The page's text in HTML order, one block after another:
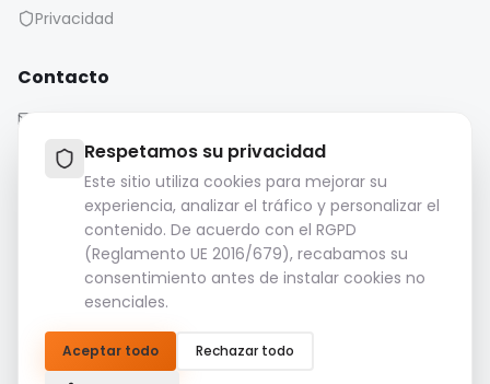
Respetamos su privacidad
Este sitio utiliza cookies para mejorar su
experiencia, analizar el tráfico y personalizar el
contenido. De acuerdo con el RGPD
(Reglamento UE 2016/679), recabamos su
consentimiento antes de instalar cookies no
esenciales.
Aceptar todo Rechazar todo
Privacidad
Contacto
Política de conservación:
Los archivos multimedia (imágenes, vídeos, archivos de
Por favor, descargue y guarde sus archivos importantes.